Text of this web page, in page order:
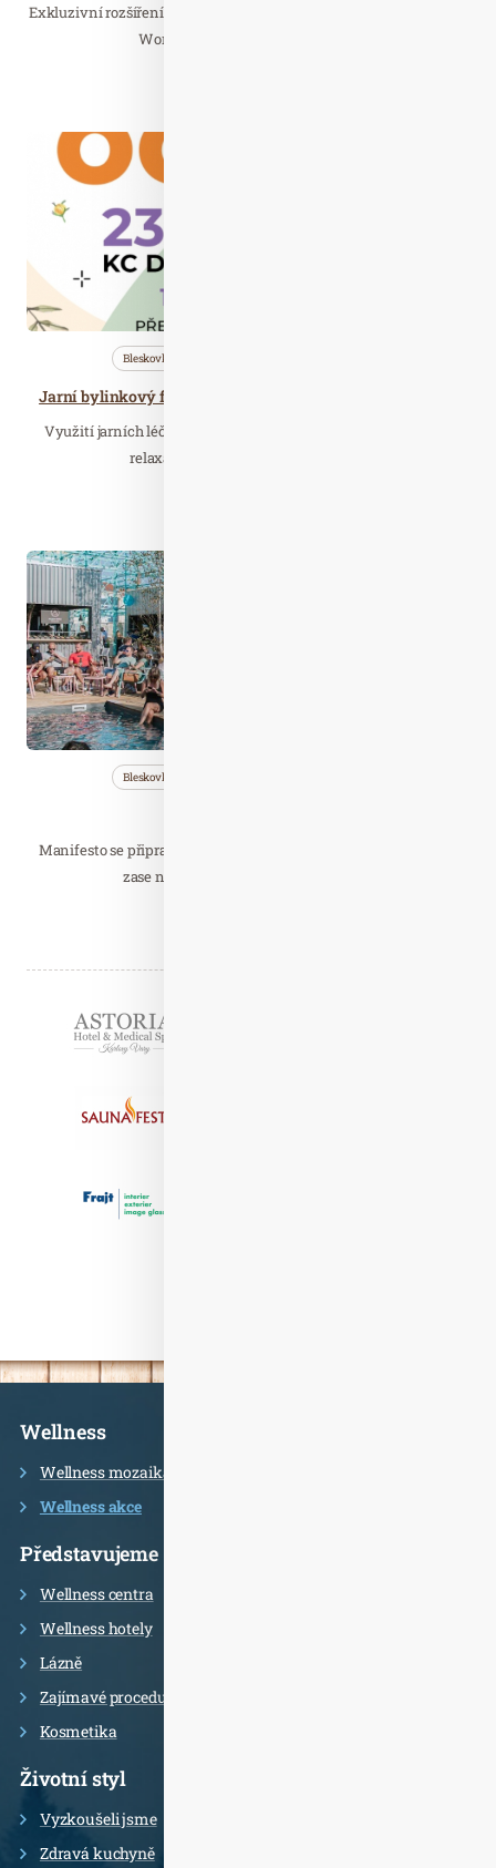
Exkluzivní rozšíření termálních lázní Laa, resortu VAMED Vitality
World: 2. srpna 2024 se na ploše…
Bleskovky
Jarní bylinkový festival v Brně se věnuje očistě těla i mysli
Využití jarních léčivých rostlin, odlehčení jídelníčku, cvičení,
relaxace, péče o mikrobiom kůže……
Bleskovky
Manifesto se připravilo na letní dny právě včas. Návštěvníci už
zase najdou v centru prostoru mělký…
Informace
Wellness
Wellness mozaika
Wellness akce
Představujeme
Wellness centra
Wellness hotely
Lázně
Zajímavé procedury
Kosmetika
Životní styl
Vyzkoušeli jsme
Zdravá kuchyně